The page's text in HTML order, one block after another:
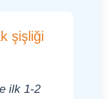
şişliği
ilk 1-2